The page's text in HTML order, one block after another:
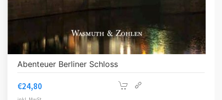
Abenteuer Berliner Schloss
€24,80